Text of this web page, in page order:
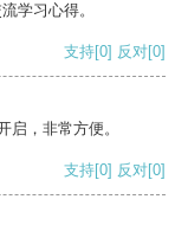
学习心得。
支持[0] 反对[0]
启，非常方便。
支持[0] 反对[0]